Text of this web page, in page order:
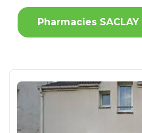
Pharmacies SACLAY